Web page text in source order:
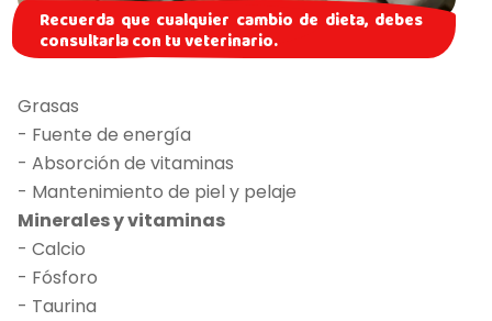
Recuerda que cualquier cambio de dieta, debes
consultarla con tu veterinario.
Grasas
- Fuente de energía
- Absorción de vitaminas
- Mantenimiento de piel y pelaje
Minerales y vitaminas
- Calcio
- Fósforo
- Taurina